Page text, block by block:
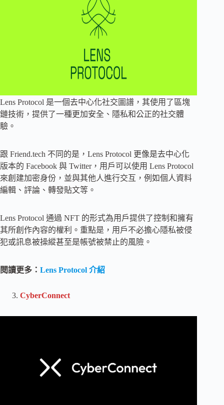
Lens Protocol 是一個去中心化社交圖譜，其使用了區塊
鏈技術，提供了一種更加安全、隱私和公正的社交體
驗。
跟 Friend.tech 不同的是，Lens Protocol 更像是去中心化
版本的 Facebook 與 Twitter，用戶可以使用 Lens Protocol
來創建加密身份，並與其他人進行交互，例如個人資料
編輯、評論、轉發貼文等。
Lens Protocol 通過 NFT 的形式為用戶提供了控制和擁有
其所創作內容的權利。重點是，用戶不必擔心隱私被侵
犯或訊息被操縱甚至是帳號被禁止的風險。
閱讀更多： Lens Protocol 介紹
CyberConnect